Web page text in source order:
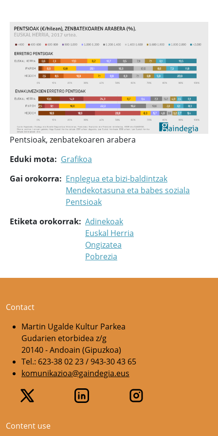
Pentsioak, zenbatekoaren arabera
Eduki mota
Grafikoa
Gai orokorra
Enplegua eta bizi-baldintzak
Mendekotasuna eta babes soziala
Pentsioak
Etiketa orokorrak Adinekoak
Euskal Herria
Ongizatea
Pobrezia
Contact
Martin Ugalde Kultur Parkea
Gudarien etorbidea z/g
20140 - Andoain (Gipuzkoa)
Tel.: 623-38 02 23 / 943-30 43 65
komunikazioa@gaindegia.eus
Content use